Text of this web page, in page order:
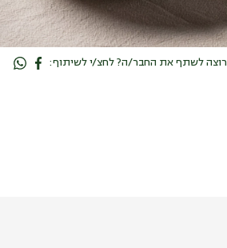
רוצה לשתף את החבר/ה? לחצ/י לשיתוף: